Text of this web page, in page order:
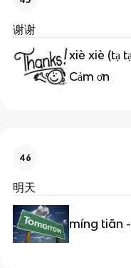
谢谢
xiè xiè (tạ
Cảm ơn
46
明天
míng tiān